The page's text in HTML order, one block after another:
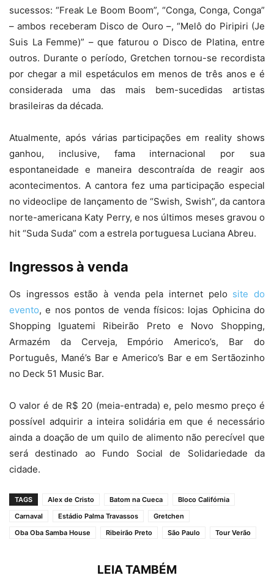
sucessos: “Freak Le Boom Boom”, “Conga, Conga, Conga”
– ambos receberam Disco de Ouro –, “Melô do Piripiri (Je
Suis La Femme)” – que faturou o Disco de Platina, entre
outros. Durante o período, Gretchen tornou-se recordista
por chegar a mil espetáculos em menos de três anos e é
considerada uma das mais bem-sucedidas artistas
brasileiras da década.
Atualmente, após várias participações em reality shows
ganhou, inclusive, fama internacional por sua
espontaneidade e maneira descontraída de reagir aos
acontecimentos. A cantora fez uma participação especial
no videoclipe de lançamento de “Swish, Swish”, da cantora
norte-americana Katy Perry, e nos últimos meses gravou o
hit “Suda Suda” com a estrela portuguesa Luciana Abreu.
Ingressos à venda
Os ingressos estão à venda pela internet pelo site do
evento, e nos pontos de venda físicos: lojas Ophicina do
Shopping Iguatemi Ribeirão Preto e Novo Shopping,
Armazém da Cerveja, Empório Americo’s, Bar do
Português, Mané’s Bar e Americo’s Bar e em Sertãozinho
no Deck 51 Music Bar.
O valor é de R$ 20 (meia-entrada) e, pelo mesmo preço é
possível adquirir a inteira solidária em que é necessário
ainda a doação de um quilo de alimento não perecível que
será destinado ao Fundo Social de Solidariedade da
cidade.
TAGS Alex de Cristo Batom na Cueca
Bloco Califórnia
Carnaval
Estádio Palma Travassos
Gretchen
Oba Oba Samba House
Ribeirão Preto São Paulo Tour Verão
LEIA TAMBÉM